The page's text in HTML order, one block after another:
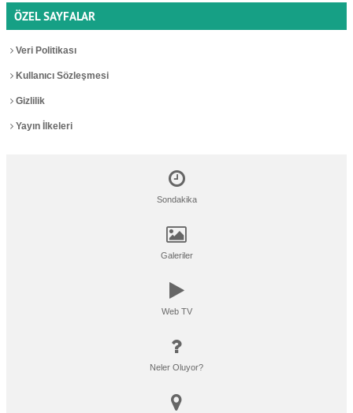
ÖZEL SAYFALAR
Veri Politikası
Kullanıcı Sözleşmesi
Gizlilik
Yayın İlkeleri
Sondakika
Galeriler
Web TV
Neler Oluyor?